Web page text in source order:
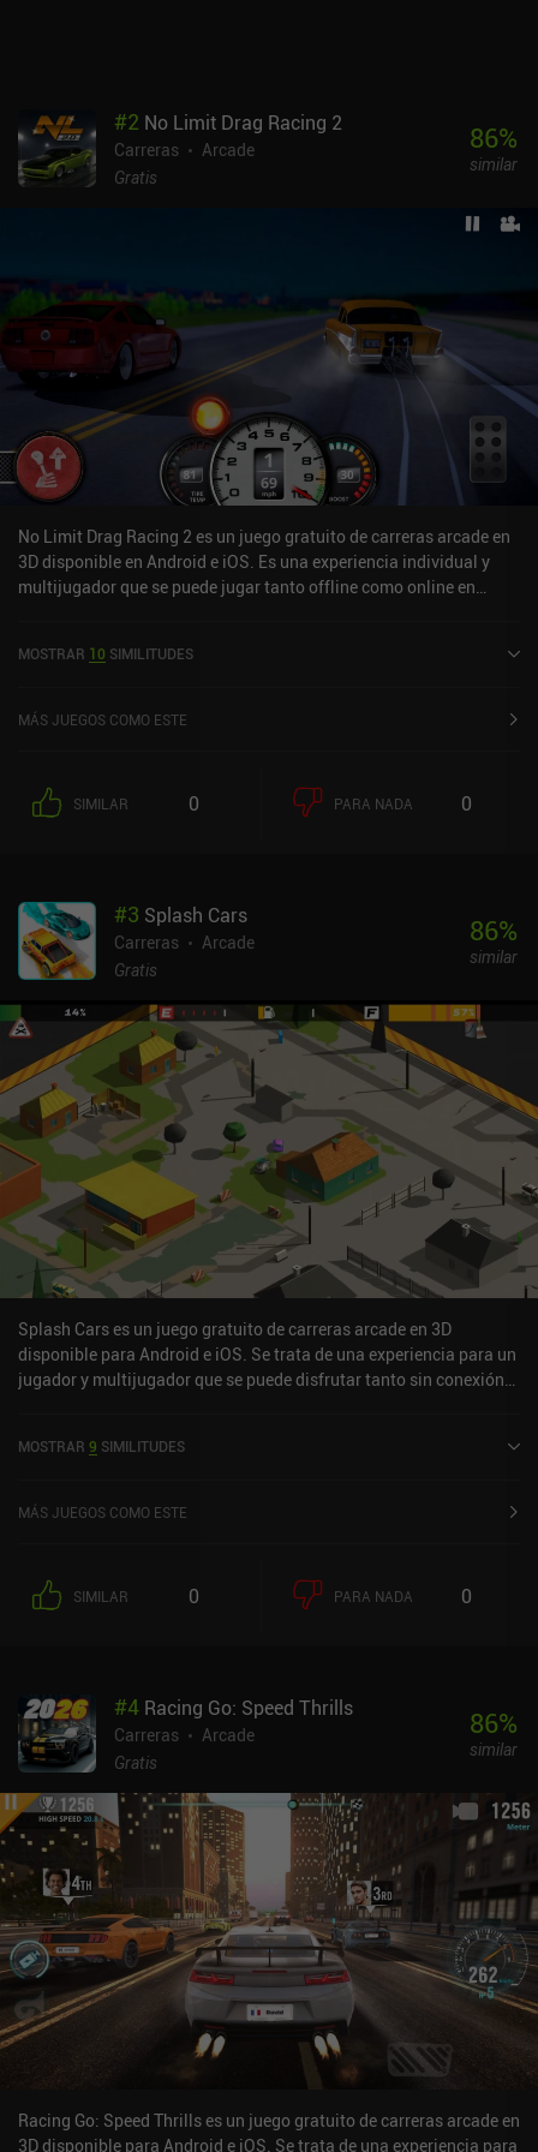
Speedstorm se monetiza mediante un pase de temporada de pago
y montones de iAPs para nuevos corredores y mejoras. Gameloft
ha encontrado la manera de crear la mejor experiencia de juego de
agresiva monetización. Dicho esto, es totalmente posible disfrutar
#2 No Limit Drag Racing 2
Carreras
Arcade
Gratis
86%
similar
No Limit Drag Racing 2 es un juego gratuito de carreras arcade en
3D disponible en Android e iOS. Es una experiencia individual y
multijugador que se puede jugar tanto offline como online en
y de 4,4 sobre 5,0 en la App Store de iOS.
MOSTRAR 10 SIMILITUDES
MÁS JUEGOS COMO ESTE
SIMILAR 0 PARA NADA 0
#3 Splash Cars
Carreras
Arcade
Gratis
86%
similar
Splash Cars es un juego gratuito de carreras arcade en 3D
disponible para Android e iOS. Se trata de una experiencia para un
jugador y multijugador que se puede disfrutar tanto sin conexión
en noviembre de 2015 y tiene actualmente una valoración de 4,1
MOSTRAR 9 SIMILITUDES
MÁS JUEGOS COMO ESTE
SIMILAR 0 PARA NADA 0
#4 Racing Go: Speed Thrills
Carreras
Arcade
Gratis
86%
similar
Racing Go: Speed Thrills es un juego gratuito de carreras arcade en
3D disponible para Android e iOS. Se trata de una experiencia para